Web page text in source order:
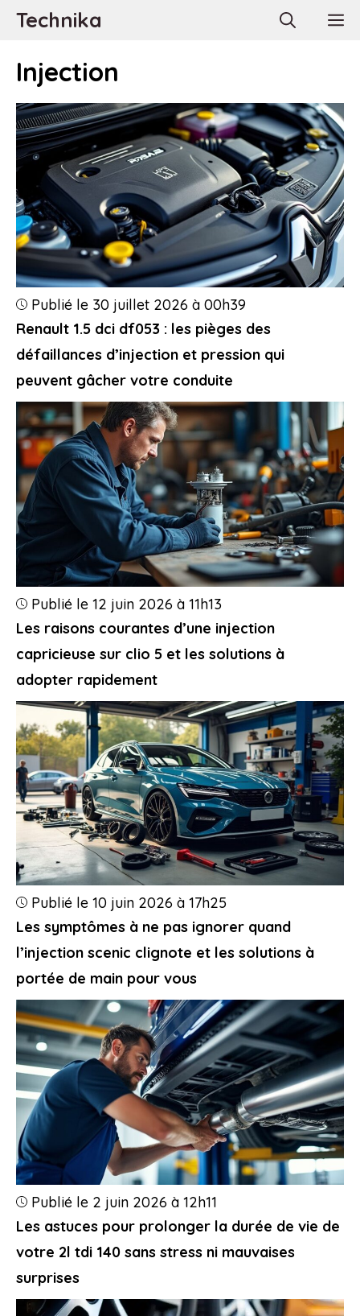
AllerTechnika
Injection
Renault 1.5 dci df053 : les pièges des
défaillances d’injection et pression qui
peuvent gâcher votre conduite
Publié le 30 juillet 2026 à 00h39
Les raisons courantes d’une injection
capricieuse sur clio 5 et les solutions à
adopter rapidement
Publié le 12 juin 2026 à 11h13
Les symptômes à ne pas ignorer quand
l’injection scenic clignote et les solutions à
portée de main pour vous
Publié le 10 juin 2026 à 17h25
Les astuces pour prolonger la durée de vie de
votre 2l tdi 140 sans stress ni mauvaises
surprises
Publié le 2 juin 2026 à 12h11